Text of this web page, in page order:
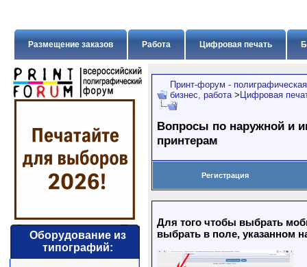
Цифровая печать
Работа
Размещение заказов
Оборудование из
типографий:
Принт-форум -
бизнес, работа > Цифровая
Вопросы по наружной и
принтерам
Регистрация
Для того чтобы выбрать
выбрать в поле, указанном